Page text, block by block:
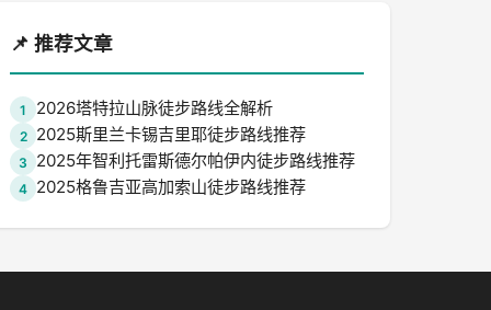
📌 推荐文章
1 2026塔特拉山脉徒步路线全解析
2 2025斯里兰卡锡吉里耶徒步路线推荐
3 2025年智利托雷斯德尔帕伊内徒步路线推荐
4 2025格鲁吉亚高加索山徒步路线推荐